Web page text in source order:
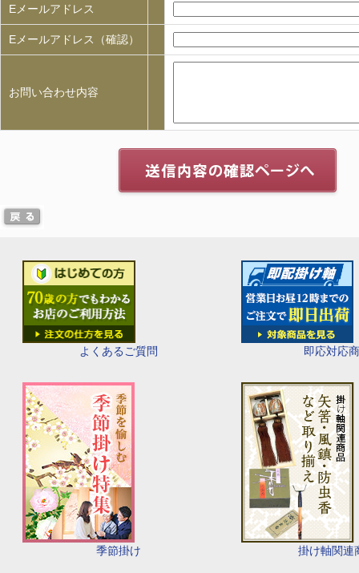
よくあるご質問 即応対応
季節掛け 掛け軸関連
Eメールアドレス
Eメールアドレス（確認）
お問い合わせ内容